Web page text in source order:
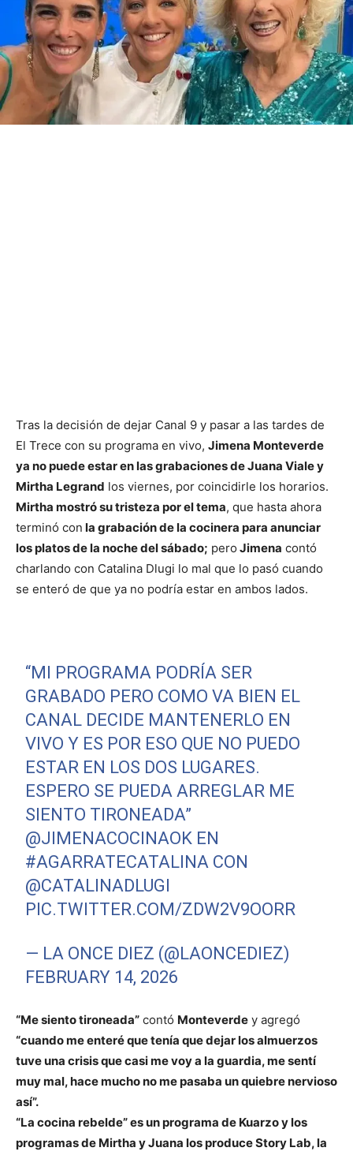
Tras la decisión de dejar Canal 9 y pasar a las tardes de
El Trece con su programa en vivo, Jimena Monteverde
ya no puede estar en las grabaciones de Juana Viale y
Mirtha Legrand los viernes, por coincidirle los horarios.
Mirtha mostró su tristeza por el tema, que hasta ahora
terminó con la grabación de la cocinera para anunciar
los platos de la noche del sábado; pero Jimena contó
charlando con Catalina Dlugi lo mal que lo pasó cuando
se enteró de que ya no podría estar en ambos lados.
“MI PROGRAMA PODRÍA SER
GRABADO PERO COMO VA BIEN EL
CANAL DECIDE MANTENERLO EN
VIVO Y ES POR ESO QUE NO PUEDO
ESTAR EN LOS DOS LUGARES.
ESPERO SE PUEDA ARREGLAR ME
SIENTO TIRONEADA”
@JIMENACOCINAOK EN
#AGARRATECATALINA CON
@CATALINADLUGI
PIC.TWITTER.COM/ZDW2V9OORR
— LA ONCE DIEZ (@LAONCEDIEZ)
FEBRUARY 14, 2026
“Me siento tironeada” contó Monteverde y agregó
“cuando me enteré que tenía que dejar los almuerzos
tuve una crisis que casi me voy a la guardia, me sentí
muy mal, hace mucho no me pasaba un quiebre nervioso
así”.
“La cocina rebelde” es un programa de Kuarzo y los
programas de Mirtha y Juana los produce Story Lab, la